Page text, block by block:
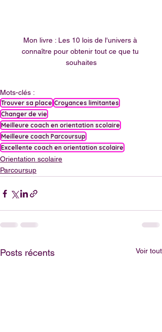
Mon livre : Les 10 lois de l'univers à
connaître pour obtenir tout ce que tu
souhaites
Mots-clés :
Trouver sa place Croyances limitantes
Changer de vie
Meilleure coach en orientation scolaire
Meilleure coach Parcoursup
Excellente coach en orientation scolaire
Orientation scolaire
Parcoursup
Posts récents Voir tout